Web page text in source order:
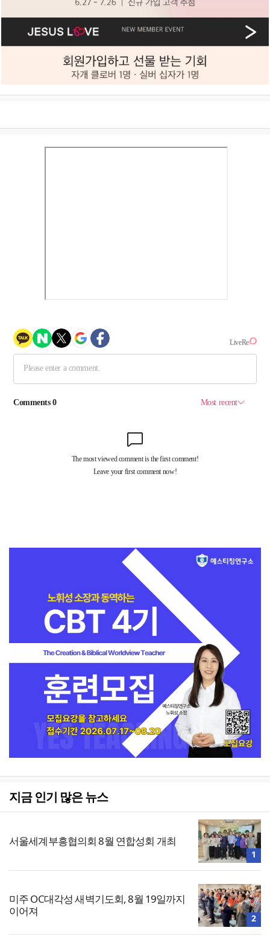
지금 인기 많은 뉴스
서울세계부흥협의회 8월 연합성회 개최
1
미주 OC대각성 새벽기도회, 8월 19일까지
이어져
2